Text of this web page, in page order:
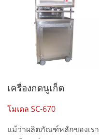
เครื่องกดนูเก็ต
โมเดล SC-670
แม้ว่าผลิตภัณฑ์หลักของเรา